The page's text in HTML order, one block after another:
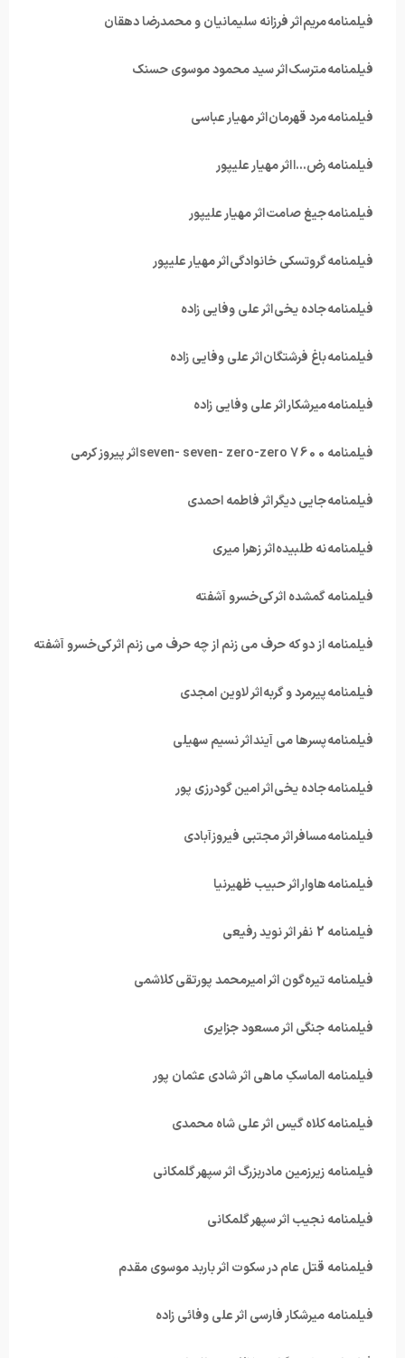
فیلمنامه مریم اثر فرزانه سلیمانیان و محمدرضا دهقان
فیلمنامه مترسک اثر سید محمود موسوی حسنک
فیلمنامه مرد قهرمان اثر مهیار عباسی
فیلمنامه رض…ا اثر مهیار علیپور
فیلمنامه جیغ صامت اثر مهیار علیپور
فیلمنامه گروتسکی خانوادگی اثر مهیار علیپور
فیلمنامه جاده یخی اثر علی وفایی زاده
فیلمنامه باغ فرشتگان اثر علی وفایی زاده
فیلمنامه میرشکار اثر علی وفایی زاده
فیلمنامه 7600 seven- seven- zero-zero اثر پیروز کرمی
فیلمنامه جایی دیگر اثر فاطمه احمدی
فیلمنامه نه طلبیده اثر زهرا میری
فیلمنامه گمشده اثر کی‌خسرو آشفته
فیلمنامه از دو که حرف می زنم از چه حرف می زنم اثر کی‌خسرو آشفته
فیلمنامه پیرمرد و گربه اثر لاوین امجدی
فیلمنامه پسرها می آیند اثر نسیم سهیلی
فیلمنامه جاده یخی اثر امین گودرزی پور
فیلمنامه مسافر اثر مجتبی فیروزآبادی
فیلمنامه هاوار اثر حبیب ظهیرنیا
فیلمنامه 2 نفر اثر نوید رفیعی
فیلمنامه تیره‌گون اثر امیرمحمد پورتقی کلاشمی
فیلمنامه جنگی اثر مسعود جزایری
فیلمنامه الماسکِ ماهی اثر شادی عثمان پور
فیلمنامه کلاه گیس اثر علی شاه محمدی
فیلمنامه زیرزمین مادربزرگ اثر سپهر گلمکانی
فیلمنامه نجیب اثر سپهر گلمکانی
فیلمنامه قتل عام در سکوت اثر باربد موسوی مقدم
فیلمنامه میرشکار فارسی اثر علی وفائی زاده